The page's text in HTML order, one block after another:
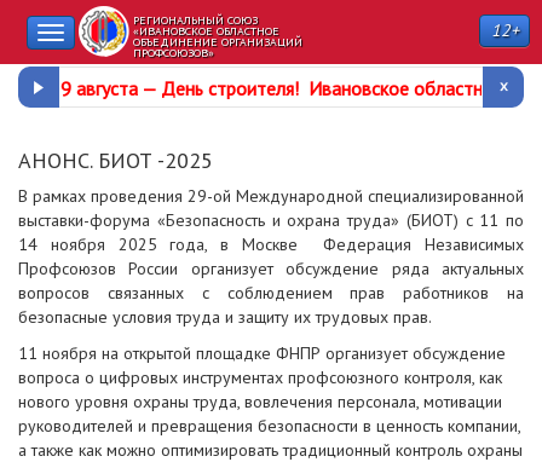
РЕГИОНАЛЬНЫЙ СОЮЗ
«ИВАНОВСКОЕ ОБЛАСТНОЕ
ОБЪЕДИНЕНИЕ ОРГАНИЗАЦИЙ
ПРОФСОЮЗОВ»
12+
Toggle
navigation
9 августа — День строителя! Ивановское областное
АНОНС. БИОТ -2025
В рамках проведения 29-ой Международной специализированной
выставки-форума «Безопасность и охрана труда» (БИОТ) с 11 по
14 ноября 2025 года, в Москве Федерация Независимых
Профсоюзов России организует обсуждение ряда актуальных
вопросов связанных с соблюдением прав работников на
безопасные условия труда и защиту их трудовых прав.
11 ноября на открытой площадке ФНПР организует обсуждение
вопроса о цифровых инструментах профсоюзного контроля, как
нового уровня охраны труда, вовлечения персонала, мотивации
руководителей и превращения безопасности в ценность компании,
а также как можно оптимизировать традиционный контроль охраны